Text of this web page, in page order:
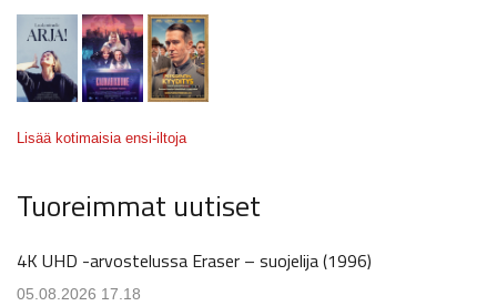
Lisää kotimaisia ensi-iltoja
Tuoreimmat uutiset
4K UHD -arvostelussa Eraser – suojelija (1996)
05.08.2026 17.18